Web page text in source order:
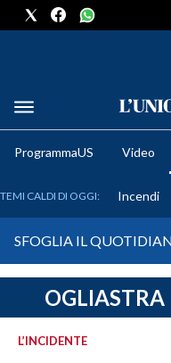
METEO
CRONACA SARDEGNA
ProgrammaUS Video
TEMI CALDI DI OGGI: Incendi
SFOGLIA IL
OGLIASTRA
L’INCIDENTE